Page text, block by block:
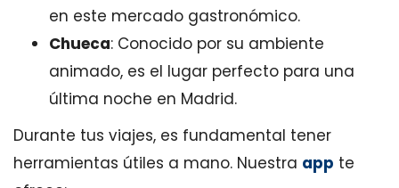
en este mercado gastronómico.
Chueca: Conocido por su ambiente
animado, es el lugar perfecto para una
última noche en Madrid.
Durante tus viajes, es fundamental tener
herramientas útiles a mano. Nuestra app te